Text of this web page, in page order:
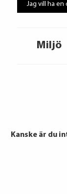
Miljö
Jag vill ha en
Kanske är du